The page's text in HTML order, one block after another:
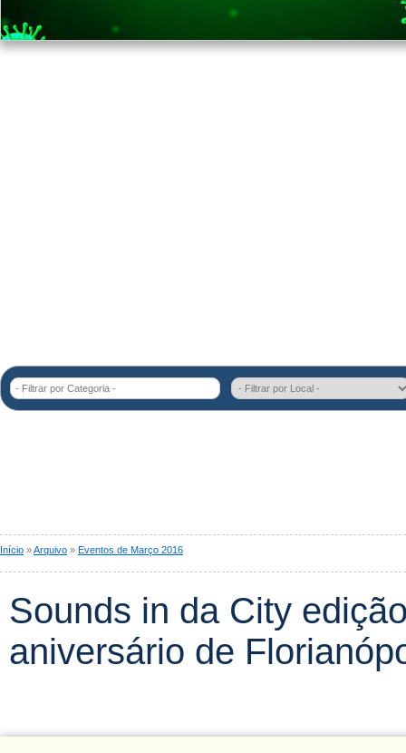
- Filtrar por Categoria -
Início »Arquivo » Eventos de Março 2016
Sounds in da City
aniversário de